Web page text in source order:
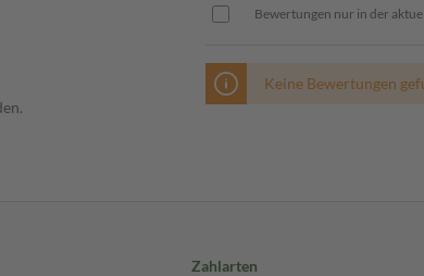
Bewertungen nur in der
Keine Bewertungen
Zahlarten